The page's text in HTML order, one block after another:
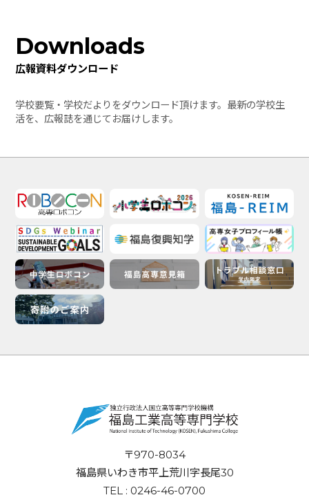
Downloads
広報資料ダウンロード
学校要覧・学校だよりをダウンロード頂けます。最新の学校生
活を、広報誌を通じてお届けします。
〒970-8034
福島県いわき市平上荒川字長尾30
TEL : 0246-46-0700